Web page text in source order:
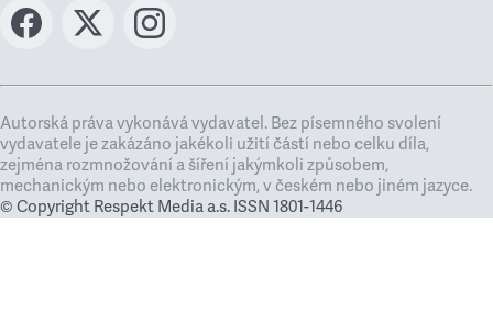
Autorská práva vykonává vydavatel. Bez písemného svolení
vydavatele je zakázáno jakékoli užití částí nebo celku díla,
zejména rozmnožování a šíření jakýmkoli způsobem,
mechanickým nebo elektronickým, v českém nebo jiném jazyce.
© Copyright Respekt Media a.s. ISSN 1801-1446